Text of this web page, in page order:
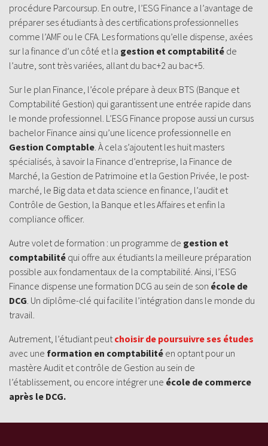
procédure Parcoursup. En outre, l’ESG Finance a l’avantage de
préparer ses étudiants à des certifications professionnelles
comme l’AMF ou le CFA. Les formations qu’elle dispense, axées
sur la finance d’un côté et la gestion et comptabilité de
l’autre, sont très variées, allant du bac+2 au bac+5.
Sur le plan Finance, l’école prépare à deux BTS (Banque et
Comptabilité Gestion) qui garantissent une entrée rapide dans
le monde professionnel. L’ESG Finance propose aussi un cursus
bachelor Finance ainsi qu’une licence professionnelle en
Gestion Comptable. À cela s’ajoutent les huit masters
spécialisés, à savoir la Finance d’entreprise, la Finance de
Marché, la Gestion de Patrimoine et la Gestion Privée, le post-
marché, le Big data et data science en finance, l’audit et
Contrôle de Gestion, la Banque et les Affaires et enfin la
compliance officer.
Autre volet de formation : un programme de gestion et
comptabilité qui offre aux étudiants la meilleure préparation
possible aux fondamentaux de la comptabilité. Ainsi, l’ESG
Finance dispense une formation DCG au sein de son école de
DCG. Un diplôme-clé qui facilite l’intégration dans le monde du
travail.
Autrement, l’étudiant peutchoisir de poursuivre ses études
avec une formation en comptabilité en optant pour un
mastère Audit et contrôle de Gestion au sein de
l’établissement, ou encore intégrer une école de commerce
après le DCG.